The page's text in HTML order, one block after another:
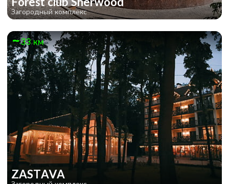
Загородный комплекс
33 км
ZASTAVA